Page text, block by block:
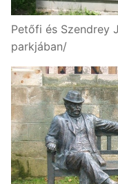
Petőfi és Szendrey
parkjában/